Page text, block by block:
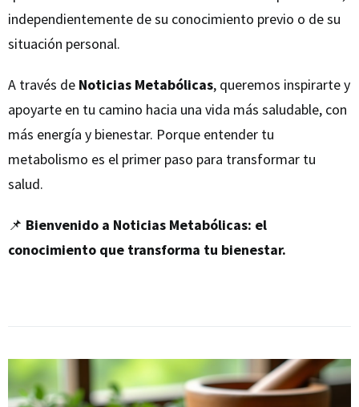
independientemente de su conocimiento previo o de su
situación personal.
A través de Noticias Metabólicas, queremos inspirarte y
apoyarte en tu camino hacia una vida más saludable, con
más energía y bienestar. Porque entender tu
metabolismo es el primer paso para transformar tu
salud.
📌 Bienvenido a Noticias Metabólicas: el
conocimiento que transforma tu bienestar.